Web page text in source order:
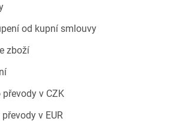
od kupní smlouvy
zboží
v CZK
v EUR